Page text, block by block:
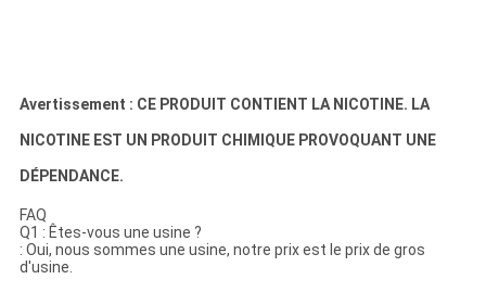
Avertissement : CE PRODUIT CONTIENT LA NICOTINE. LA
NICOTINE EST UN PRODUIT CHIMIQUE PROVOQUANT UNE
DÉPENDANCE.
FAQ
Q1 : Êtes-vous une usine ?
: Oui, nous sommes une usine, notre prix est le prix de gros
d'usine.